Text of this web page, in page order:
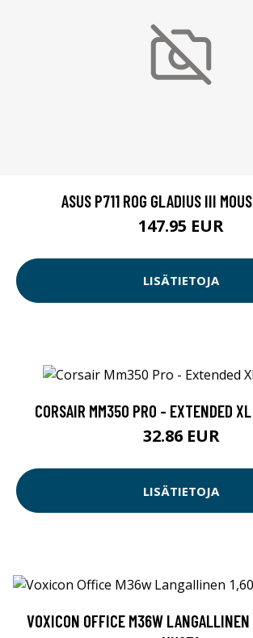
ASUS P711 ROG GLADIUS III
147.95 EUR
LISÄTIETOJA
CORSAIR MM350 PRO - EXTENDED
32.86 EUR
LISÄTIETOJA
VOXICON OFFICE M36W